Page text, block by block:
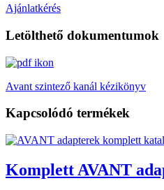
Ajánlatkérés
Letölthető dokumentumok
Avant szintező kanál kézikönyv
Kapcsolódó termékek
Komplett AVANT